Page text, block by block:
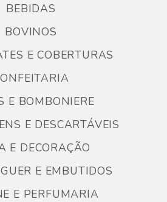
BEBIDAS
BOVINOS
E COBERTURAS
E BOMBONIERE
E DESCARTÁVEIS
E DECORAÇÃO
E EMBUTIDOS
E PERFUMARIA